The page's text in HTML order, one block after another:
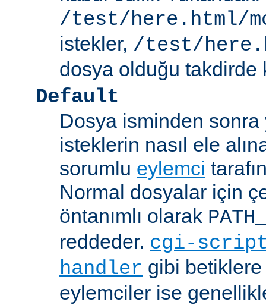
/test/here.html/
istekler, /test/
dosya olduğu takdirde
Default
Dosya isminden
isteklerin nasıl ele
sorumlu eylemci
Normal dosyalar için
öntanımlı olarak
reddeder. cgi-
handler gibi
eylemciler ise